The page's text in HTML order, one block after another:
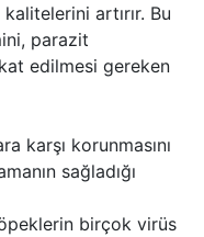
artırır. Bu
parazit
edilmesi gereken
karşı korunmasını
sağladığı
birçok virüs